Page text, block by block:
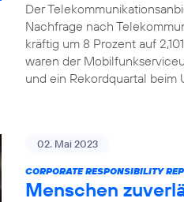
Der
Nachfrage nach
kräftig um 8 Prozent auf
waren der
und ein Rekordquartal beim
02. Mai 2023
CORPORATE RESPONSIBILITY
Menschen